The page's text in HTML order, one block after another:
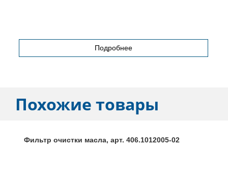
Подробнее
Похожие товары
Фильтр очистки масла, арт. 406.1012005-02